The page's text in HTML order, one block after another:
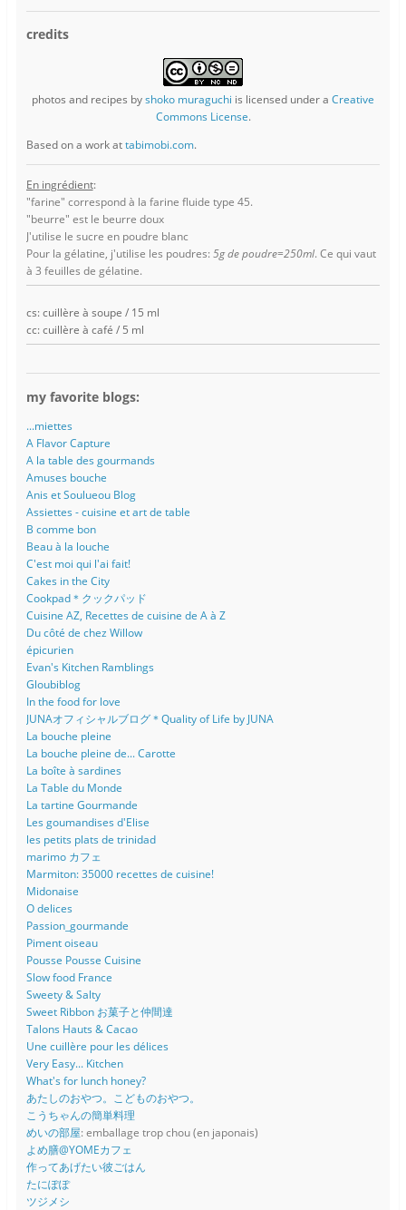
credits
photos and recipes byshoko muraguchi is licensed under a Creative
Commons License.
Based on a work attabimobi.com.
En ingrédient:
"farine" correspond à la farine fluide type 45.
"beurre" est le beurre doux
J'utilise le sucre en poudre blanc
Pour la gélatine, j'utilise les poudres: 5g de poudre=250ml. Ce qui vaut
à 3 feuilles de gélatine.
cs: cuillère à soupe / 15 ml
cc: cuillère à café / 5 ml
my favorite blogs:
...miettes
A Flavor Capture
A la table des gourmands
Amuses bouche
Anis et Soulueou Blog
Assiettes - cuisine et art de table
B comme bon
Beau à la louche
C'est moi qui l'ai fait!
Cakes in the City
Cookpad＊クックパッド
Cuisine AZ, Recettes de cuisine de A à Z
Du côté de chez Willow
épicurien
Evan's Kitchen Ramblings
Gloubiblog
In the food for love
JUNAオフィシャルブログ＊Quality of Life by JUNA
La bouche pleine
La bouche pleine de... Carotte
La boîte à sardines
La Table du Monde
La tartine Gourmande
Les goumandises d'Elise
les petits plats de trinidad
marimo カフェ
Marmiton: 35000 recettes de cuisine!
Midonaise
O delices
Passion_gourmande
Piment oiseau
Pousse Pousse Cuisine
Slow food France
Sweety & Salty
Sweet Ribbon お菓子と仲間達
Talons Hauts & Cacao
Une cuillère pour les délices
Very Easy... Kitchen
What's for lunch honey?
あたしのおやつ。こどものおやつ。
こうちゃんの簡単料理
めいの部屋: emballage trop chou (en japonais)
よめ膳@YOMEカフェ
作ってあげたい彼ごはん
たにぽぽ
ツジメシ